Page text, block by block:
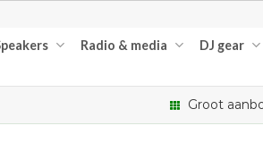
Radio & media DJ gear
Groot